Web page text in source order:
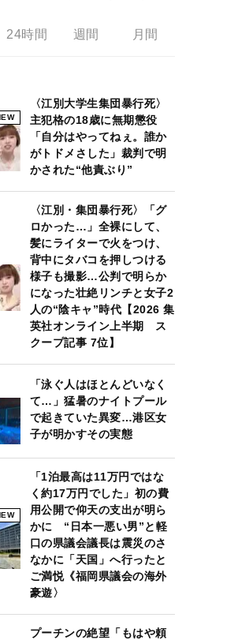
24時間 週間 月間
〈江別大学生集団暴行死〉
主犯格の18歳に無期懲役
「自分はやってねぇ。誰か
がトドメさした」裁判で明
かされた“他責ぶり”
〈江別・集団暴行死〉「グ
ロかった…」全裸にして、
髪にライターで火をつけ、
背中にタバコを押しつける
様子も撮影…公判で明らか
になった壮絶リンチと女子2
人の“陰キャ”時代【2026 集
英社オンライン上半期 ス
クープ記事 7位】
「泳ぐ人はほとんどいなく
て…」猛暑のナイトプール
で起きていた異変…港区女
子が明かすその実態
「1泊最高は11万円ではな
く約17万円でした」初の費
用公開で仰天の支出が明ら
かに “日本一悪い男”と軽
口の県議会議長は震災のさ
なかに「天国」へ行ったと
ご満悦《福岡県議会の海外
豪遊〉
プーチンの絶望「もはや頼